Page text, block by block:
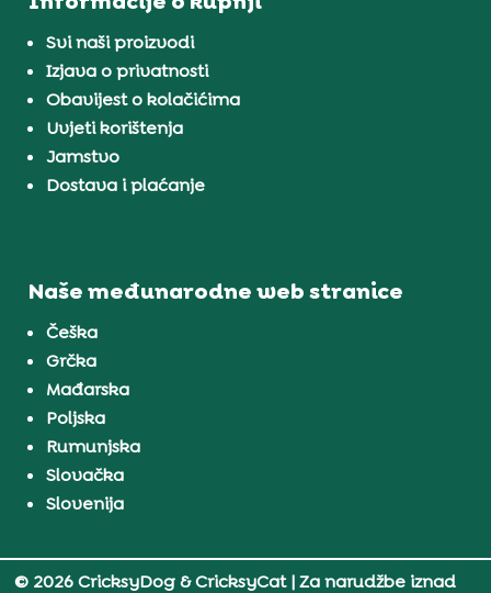
Svi naši proizvodi
Izjava o privatnosti
Obavijest o kolačićima
Uvjeti korištenja
Jamstvo
Dostava i plaćanje
Naše međunarodne web stranice
Češka
Grčka
Mađarska
Poljska
Rumunjska
Slovačka
Slovenija
© 2026 CricksyDog & CricksyCat| Za narudžbe iznad